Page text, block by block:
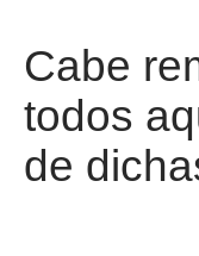
Cabe
todos
de